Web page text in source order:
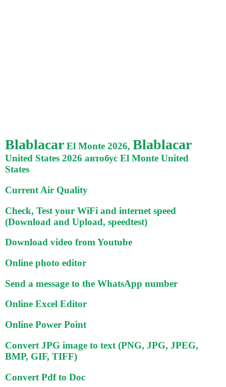
Blablacar El Monte 2026, Blablacar
United States 2026 автобус El Monte United
States
Current Air Quality
Check, Test your WiFi and internet speed
(Download and Upload, speedtest)
Download video from Youtube
Online photo editor
Send a message to the WhatsApp number
Online Excel Editor
Online Power Point
Convert JPG image to text (PNG, JPG, JPEG,
BMP, GIF, TIFF)
Convert Pdf to Doc